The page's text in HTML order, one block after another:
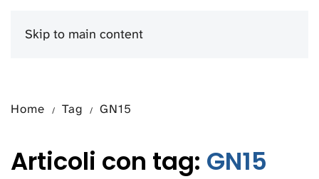
Skip to main content
Home Tag GN15
Articoli con tag: GN15